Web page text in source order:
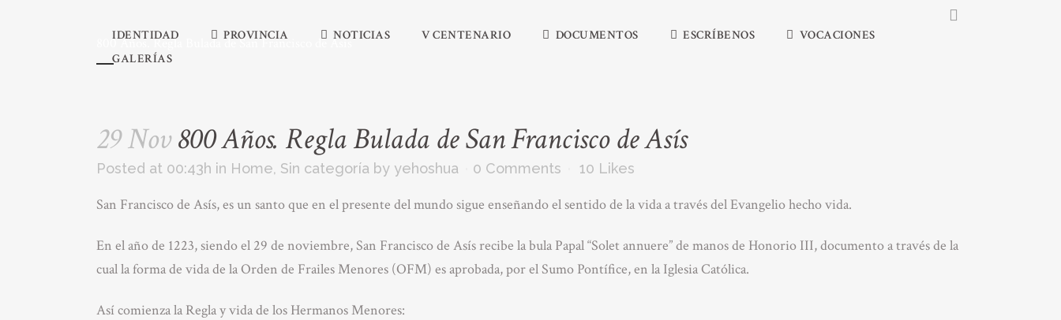
IDENTIDAD PROVINCIA NOTICIAS V CENTENARIO DOCUMENTOS ESCRÍBENOS
VOCACIONES
GALERÍAS
800 Años. Regla Bulada de San Francisco de Asís
29 Nov800 Años. Regla Bulada de San Francisco de Asís
Posted at 00:43h in Home, Sin categoría by yehoshua 0 Comments 10 Likes
San Francisco de Asís, es un santo que en el presente del mundo sigue enseñando el sentido de la vida a través del Evangelio hecho vida.
En el año de 1223, siendo el 29 de noviembre, San Francisco de Asís recibe la bula Papal “Solet annuere” de manos de Honorio III, documento a través de la
cual la forma de vida de la Orden de Frailes Menores (OFM) es aprobada, por el Sumo Pontífice, en la Iglesia Católica.
Así comienza la Regla y vida de los Hermanos Menores: